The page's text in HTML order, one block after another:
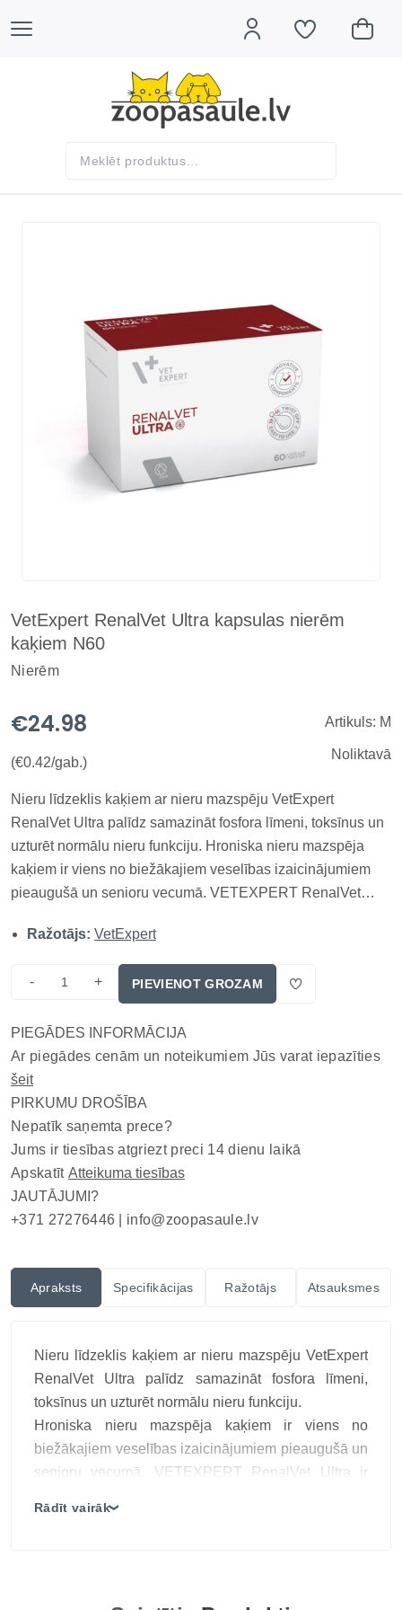
VetExpert RenalVet Ultra kapsulas nierēm
kaķiem N60
Nierēm
€24.98
(€0.42/gab.)
Artikuls: M
Noliktavā
Nieru līdzeklis kaķiem ar nieru mazspēju VetExpert
RenalVet Ultra palīdz samazināt fosfora līmeni, toksīnus un
uzturēt normālu nieru funkciju. Hroniska nieru mazspēja
kaķiem ir viens no biežākajiem veselības izaicinājumiem
pieaugušā un senioru vecumā. VETEXPERT RenalVet
izstrādāts, lai mērķtiecīgi atbalstītu nieru darbību,
samazinātu fosfora...
Ražotājs: VetExpert
- + PIEVIENOT GROZAM
PIEGĀDES INFORMĀCIJA
Ar piegādes cenām un noteikumiem Jūs varat iepazīties
šeit
PIRKUMU DROŠĪBA
Nepatīk saņemta prece?
Jums ir tiesības atgriezt preci 14 dienu laikā
Apskatīt Atteikuma tiesības
JAUTĀJUMI?
+371 27276446 | info@zoopasaule.lv
Apraksts Specifikācijas Ražotājs Atsauksmes
Nieru līdzeklis kaķiem ar nieru mazspēju VetExpert
RenalVet Ultra palīdz samazināt fosfora līmeni,
toksīnus un uzturēt normālu nieru funkciju.
Hroniska nieru mazspēja kaķiem ir viens no
biežākajiem veselības izaicinājumiem pieaugušā un
senioru vecumā. VETEXPERT RenalVet Ultra ir
Rādīt vairāk❯